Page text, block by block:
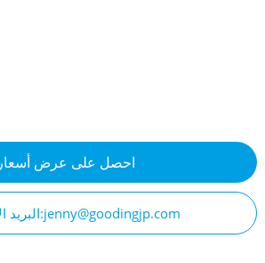
احصل على عرض أسعار
البريد الإلكتروني:jenny@goodingjp.com